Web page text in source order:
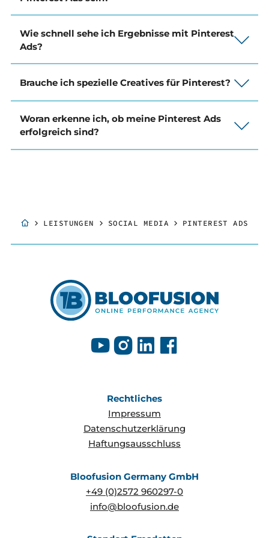
Wie schnell sehe ich Ergebnisse mit Pinterest
Ads?
Brauche ich spezielle Creatives für Pinterest?
Woran erkenne ich, ob meine Pinterest Ads
erfolgreich sind?
LEISTUNGEN SOCIAL MEDIA PINTEREST ADS
Rechtliches
Impressum
Datenschutzerklärung
Haftungsausschluss
Bloofusion Germany GmbH
+49 (0)2572 960297-0
info@bloofusion.de